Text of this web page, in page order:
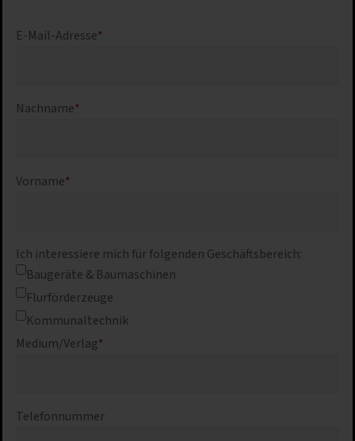
E-Mail-Adresse*
Nachname*
Vorname*
Ich interessiere mich für folgenden Geschäftsbereich:
Baugeräte & Baumaschinen
Flurförderzeuge
Kommunaltechnik
Medium/Verlag*
Telefonnummer